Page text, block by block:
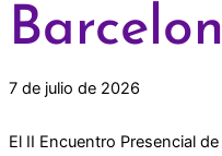
7 de julio de 2026
El II Encuentro Presencial